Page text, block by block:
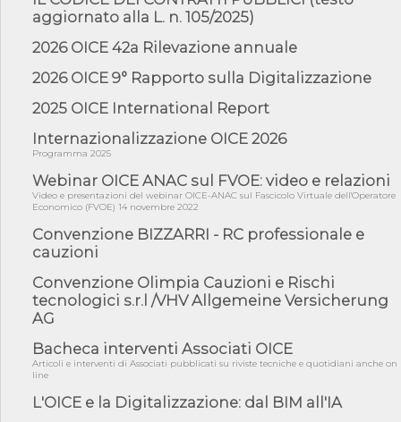
07/08/26 - Ponte sullo Stretto di Messina: deliberata la
sussistenza di...
07/08/26 - Tunnel Brennero, dal Cipess via libera al quinto lotto
costr...
06/08/26 - Istat, produzione industriale in calo dell'1% a giugno,
con ...
06/08/26 - DL PA approvato in Cdm: contributi per
riqualificazione sism...
06/08/26 - CdM: approvato il d.lgs. di adeguamento all’AI Act in
mate...
06/08/26 - DDL delegazione europea in Cdm per recepimento
norme UE in m...
05/08/26 - DL Infrastrutture e PNRR è legge: approvata oggi la
fiducia...
05/08/26 - Focus OICE sul DDL di riforma della responsabilità
05/08/26 - Anac: pubblicata la Relazione illustrativa al Bando tipo
2 s...
05/08/26 - SAVE THE DATE: Assemblea Pubblica Confindustria
Professioni ...
aggiornato alla L. n. 105/2025)
2026 OICE 42a Rilevazione annuale
2026 OICE 9° Rapporto sulla Digitalizzazione
2025 OICE International Report
Internazionalizzazione OICE 2026
Programma 2025
Webinar OICE ANAC sul FVOE: video e relazioni
Video e presentazioni del webinar OICE-ANAC sul Fascicolo Virtuale dell'Operatore
Economico (FVOE) 14 novembre 2022
Convenzione BIZZARRI - RC professionale e
cauzioni
Convenzione Olimpia Cauzioni e Rischi
tecnologici s.r.l /VHV Allgemeine Versicherung
AG
Bacheca interventi Associati OICE
Articoli e interventi di Associati pubblicati su riviste tecniche e quotidiani anche on
line
L'OICE e la Digitalizzazione: dal BIM all'IA